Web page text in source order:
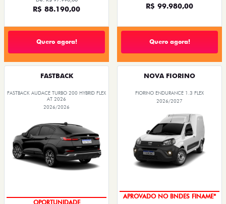
R$ 88.190,00
Quero agora!
R$ 99.980,00
Quero agora!
FASTBACK
FASTBACK AUDACE TURBO 200 HYBRID FLEX
AT 2026
2026/2026
OPORTUNIDADE
NOVA FIORINO
FIORINO ENDURANCE 1.3 FLEX
2026/2027
APROVADO NO BNDES FINAME*